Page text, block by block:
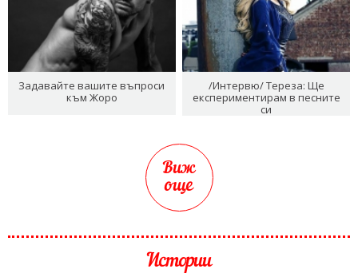
Задавайте вашите въпроси
към Жоро
/Интервю/ Тереза: Ще
експериментирам в песните
си
Виж
още
Истории